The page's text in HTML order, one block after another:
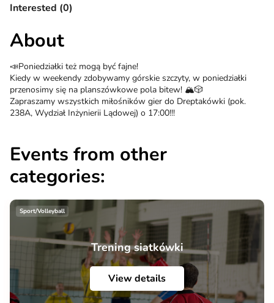
Interested (0)
About
📣Poniedziałki też mogą być fajne!
Kiedy w weekendy zdobywamy górskie szczyty, w poniedziałki
przenosimy się na planszówkowe pola bitew! 🏔️🎲
Zapraszamy wszystkich miłośników gier do Dreptakówki (pok.
238A, Wydział Inżynierii Lądowej) o 17:00!!!
Events from other
categories:
Sport/Volleyball
Trening siatkówki
View details